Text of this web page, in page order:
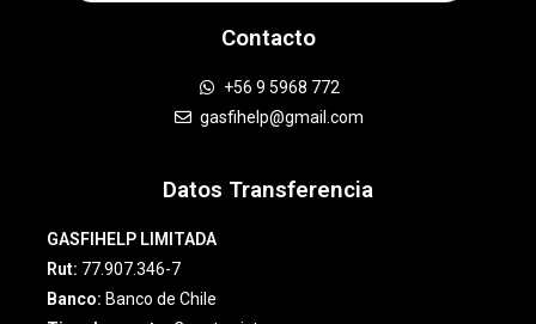
Contacto
+56 9 5968 772
gasfihelp@gmail.com
Datos Transferencia
GASFIHELP LIMITADA
Rut: 77.907.346-7
Banco: Banco de Chile